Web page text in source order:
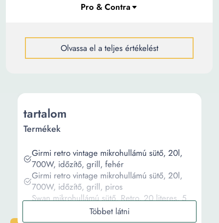
Olvassa el a teljes értékelést
tartalom
Termékek
Girmi retro vintage mikrohullámú sütő, 20l,
700W, időzítő, grill, fehér
Girmi retro vintage mikrohullámú sütő, 20l,
700W, időzítő, grill, piros
Swan mikrohullámú sütő, Retro, 20 literes, 5
teljesítményfokozat, leolvasztás funkció, 27 cm-
es forgólap, digitális képernyő, időzítő, gyors